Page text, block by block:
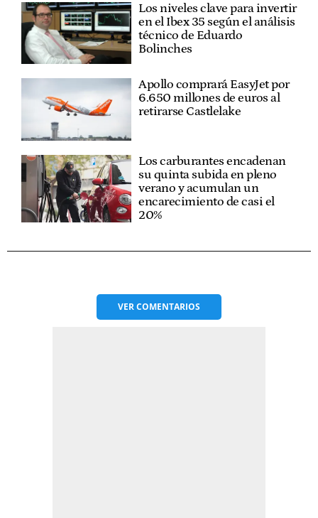
Los niveles clave para invertir
en el Ibex 35 según el análisis
técnico de Eduardo
Bolinches
Apollo comprará EasyJet por
6.650 millones de euros al
retirarse Castlelake
Los carburantes encadenan
su quinta subida en pleno
verano y acumulan un
encarecimiento de casi el
20%
VERCOMENTARIOS